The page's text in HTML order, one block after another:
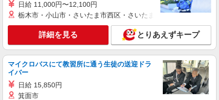
日給 11,000円〜12,100円
栃木市・小山市・さいたま市西区・さいたま市岩槻区・久喜市・
詳細を見る とりあえずキープ
マイクロバスにて教習所に通う生徒の送迎ドラ
イバー
日給 15,850円
箕面市